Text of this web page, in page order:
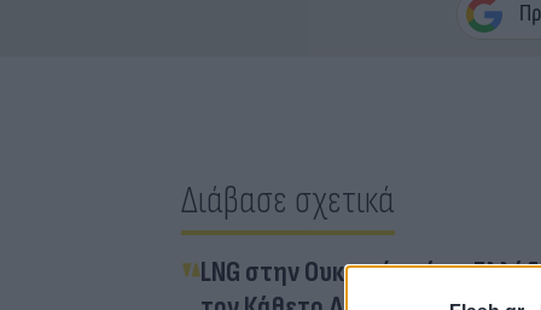
Διάβασε σχετικά
LNG στην Ουκρανία μέσω